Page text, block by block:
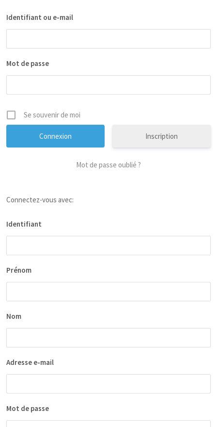
Identifiant ou e-mail
Mot de passe
Se souvenir de moi
Inscription
Mot de passe oublié ?
Connectez-vous avec:
Identifiant
Prénom
Nom
Adresse e-mail
Mot de passe